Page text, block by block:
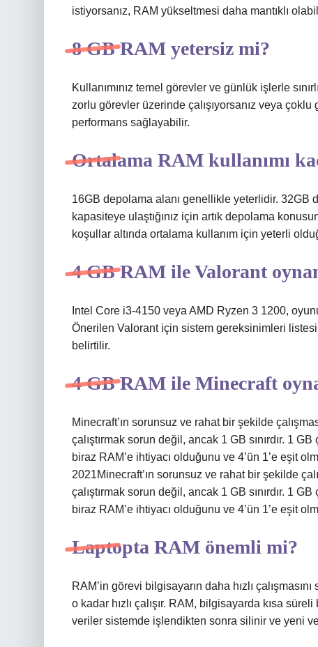
istiyorsanız, RAM yükseltmesi daha mantıklı
8 GB RAM yetersiz mi?
Kullanımınız temel görevler ve günlük işlerle
zorlu görevler üzerinde çalışıyorsanız veya
performans sağlayabilir.
Ortalama RAM kullanımı
16GB depolama alanı genellikle yeterlidir. 32GB
kapasiteye ulaştığınız için artık depolama
koşullar altında ortalama kullanım için yeterli
4 GB RAM ile Valorant
Intel Core i3-4150 veya AMD Ryzen 3 1200,
Önerilen Valorant için sistem gereksinimleri
belirtilir.
4 GB RAM ile Minecraft
Minecraft’ın sorunsuz ve rahat bir şekilde
çalıştırmak sorun değil, ancak 1 GB sınırdır. 1
biraz RAM’e ihtiyacı olduğunu ve 4’ün 1’e eşit
2021Minecraft’ın sorunsuz ve rahat bir şekilde
çalıştırmak sorun değil, ancak 1 GB sınırdır. 1
biraz RAM’e ihtiyacı olduğunu ve 4’ün 1’e eşit
Laptopta RAM önemli mi?
RAM’in görevi bilgisayarın daha hızlı
o kadar hızlı çalışır. RAM, bilgisayarda kısa
veriler sistemde işlendikten sonra silinir ve yeni